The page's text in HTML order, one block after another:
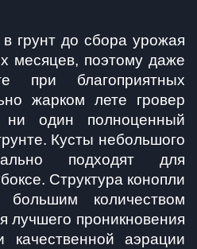
грунт до сбора урожая
месяцев, поэтому даже
при благоприятных
жарком лете гровер
ни один полноценный
Кусты небольшого
подходят для
Структура конопли
количеством
лучшего проникновения
качественной аэрации